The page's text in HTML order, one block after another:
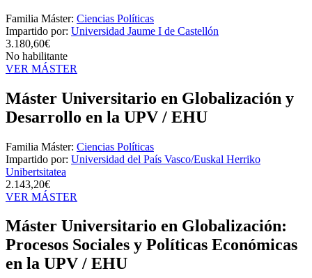
Familia Máster: Ciencias Políticas
Impartido por: Universidad Jaume I de Castellón
3.180,60€
No habilitante
VER MÁSTER
Máster Universitario en Globalización y
Desarrollo en la UPV / EHU
Familia Máster: Ciencias Políticas
Impartido por: Universidad del País Vasco/Euskal Herriko
Unibertsitatea
2.143,20€
VER MÁSTER
Máster Universitario en Globalización:
Procesos Sociales y Políticas Económicas
en la UPV / EHU